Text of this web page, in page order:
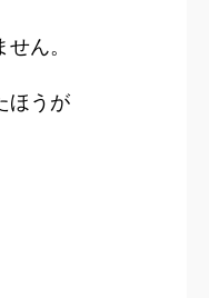
ん。
ほうが